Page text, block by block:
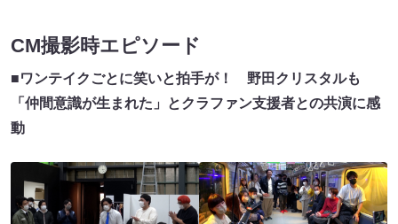
CM撮影時エピソード
■ワンテイクごとに笑いと拍手が！ 野田クリスタルも
「仲間意識が生まれた」とクラファン支援者との共演に感
動